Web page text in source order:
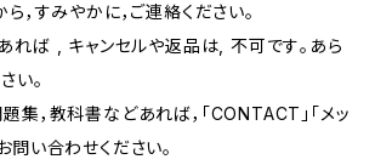
ら，すみやかに，ご連絡ください。
れば , キャンセルや返品は, 不可です｡あら
い｡
集，教科書などあれば，「CONTACT」「メッ
問い合わせください。